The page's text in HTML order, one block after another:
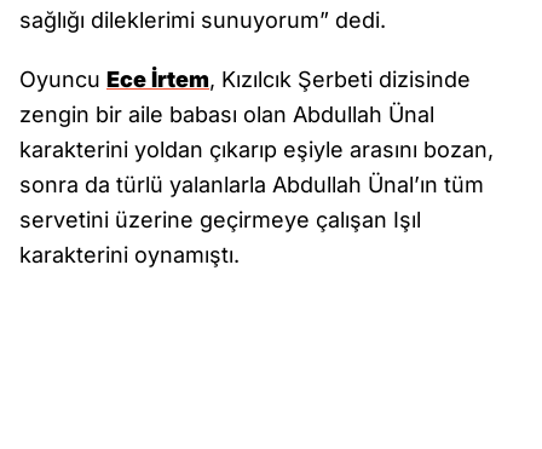
sağlığı dileklerimi sunuyorum” dedi.
Oyuncu Ece İrtem, Kızılcık Şerbeti dizisinde
zengin bir aile babası olan Abdullah Ünal
karakterini yoldan çıkarıp eşiyle arasını bozan,
sonra da türlü yalanlarla Abdullah Ünal’ın tüm
servetini üzerine geçirmeye çalışan Işıl
karakterini oynamıştı.